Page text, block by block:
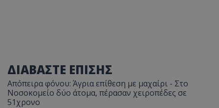
ΔΙΑΒΑΣΤΕ ΕΠΙΣΗΣ
Απόπειρα φόνου: Άγρια επίθεση με μαχαίρι - Στο
Νοσοκομείο δύο άτομα, πέρασαν χειροπέδες σε
51χρονο